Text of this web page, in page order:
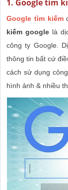
1. Google tìm
Google tìm kiếm
kiếm googlelà
công ty Google.
thông tin bất cứ
cách sử dụng
hình ảnh & nhiều